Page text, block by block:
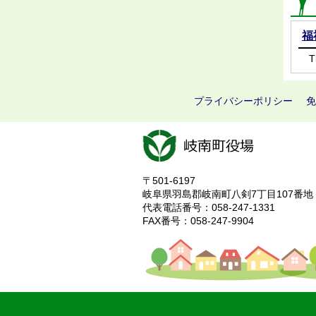
福
プライバシーポリシー
〒501-6197
岐阜県羽島郡岐南町八剣7丁目107番地
代表電話番号：058-247-1331
FAX番号：058-247-9904